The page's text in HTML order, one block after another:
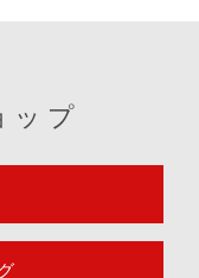
ップ